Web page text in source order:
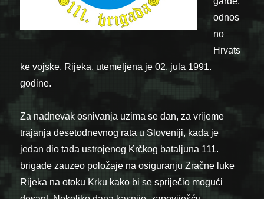
odnos
no
Hrvats
ke vojske, Rijeka, utemeljena je 02. jula 1991.
godine.
Za nadnevak osnivanja uzima se dan, za vrijeme
trajanja desetodnevnog rata u Sloveniji, kada je
jedan dio tada ustrojenog Krčkog bataljuna 111.
brigade zauzeo položaje na osiguranju Zračne luke
Rijeka na otoku Krku kako bi se spriječio mogući